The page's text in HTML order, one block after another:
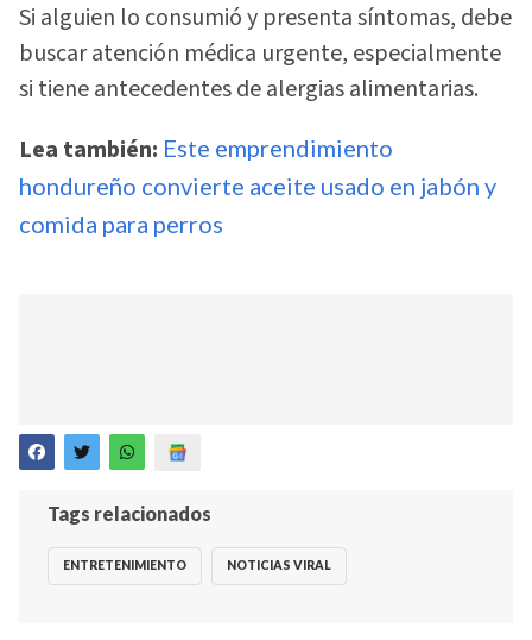
Si alguien lo consumió y presenta síntomas, debe
buscar atención médica urgente, especialmente
si tiene antecedentes de alergias alimentarias.
Lea también: Este emprendimiento
hondureño convierte aceite usado en jabón y
comida para perros
Tags relacionados
ENTRETENIMIENTO NOTICIAS VIRAL